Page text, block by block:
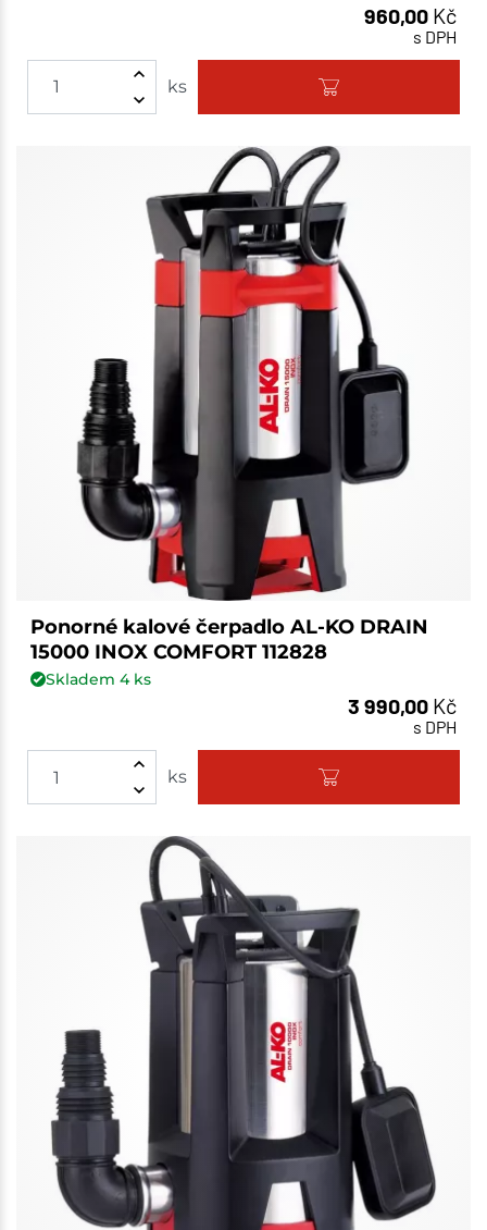
960,00 Kč
s DPH
ks
Ponorné kalové čerpadlo AL-KO DRAIN
15000 INOX COMFORT 112828
Skladem 4ks
3 990,00 Kč
s DPH
ks